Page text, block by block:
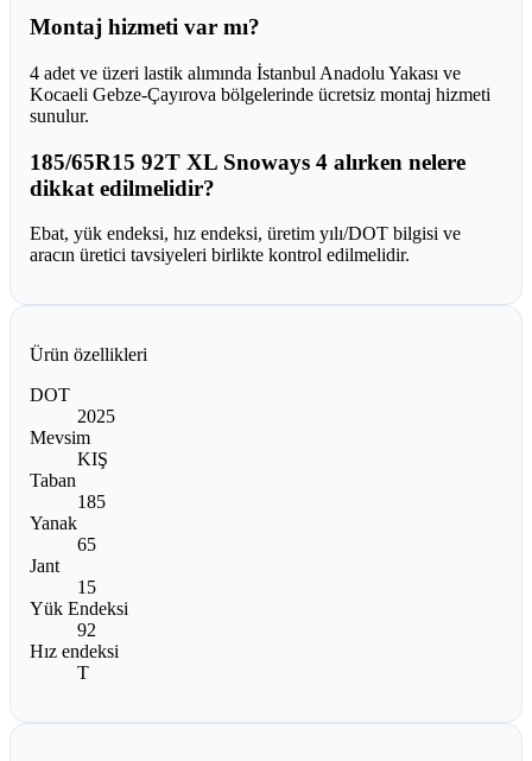
Montaj hizmeti var mı?
4 adet ve üzeri lastik alımında İstanbul Anadolu Yakası ve
Kocaeli Gebze-Çayırova bölgelerinde ücretsiz montaj hizmeti
sunulur.
185/65R15 92T XL Snoways 4 alırken nelere
dikkat edilmelidir?
Ebat, yük endeksi, hız endeksi, üretim yılı/DOT bilgisi ve
aracın üretici tavsiyeleri birlikte kontrol edilmelidir.
Ürün özellikleri
DOT
2025
Mevsim
KIŞ
Taban
185
Yanak
65
Jant
15
Yük Endeksi
92
Hız endeksi
T